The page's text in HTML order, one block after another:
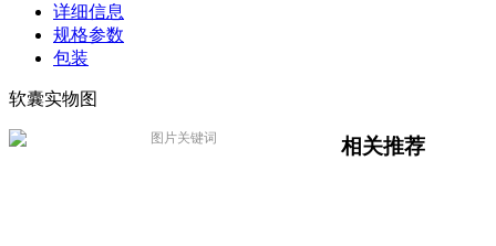
详细信息
规格参数
包装
软囊实物图
相关推荐